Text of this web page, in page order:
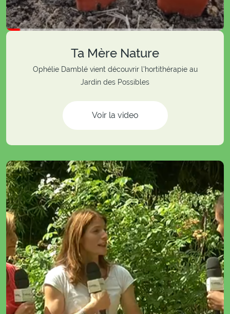
Ta Mère Nature
Ophélie Damblé vient découvrir l'hortithérapie au
Jardin des Possibles
Voir la video